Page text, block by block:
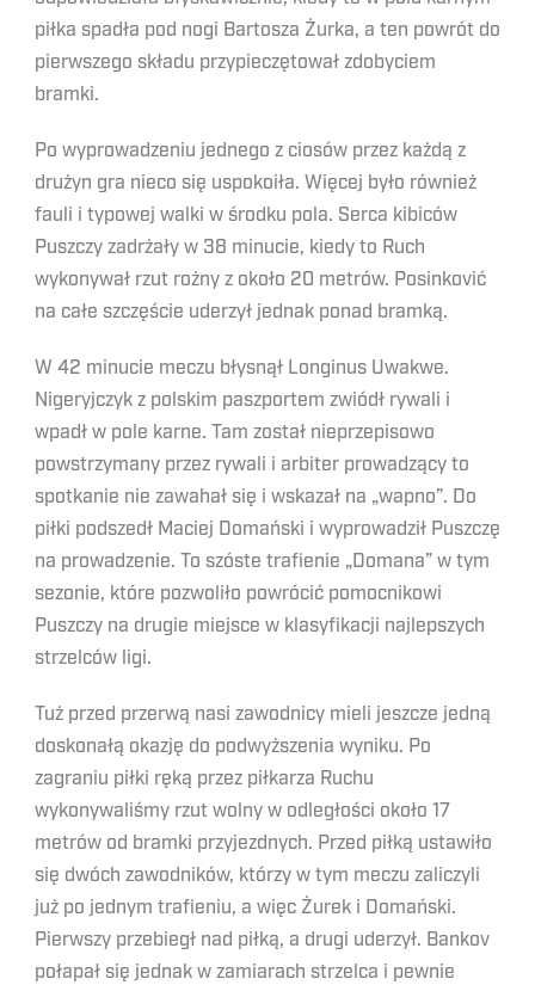
piłka spadła pod nogi Bartosza Żurka, a ten powrót do
pierwszego składu przypieczętował zdobyciem
bramki.
Po wyprowadzeniu jednego z ciosów przez każdą z
drużyn gra nieco się uspokoiła. Więcej było również
fauli i typowej walki w środku pola. Serca kibiców
Puszczy zadrżały w 38 minucie, kiedy to Ruch
wykonywał rzut rożny z około 20 metrów. Posinković
na całe szczęście uderzył jednak ponad bramką.
W 42 minucie meczu błysnął Longinus Uwakwe.
Nigeryjczyk z polskim paszportem zwiódł rywali i
wpadł w pole karne. Tam został nieprzepisowo
powstrzymany przez rywali i arbiter prowadzący to
spotkanie nie zawahał się i wskazał na „wapno”. Do
piłki podszedł Maciej Domański i wyprowadził Puszczę
na prowadzenie. To szóste trafienie „Domana” w tym
sezonie, które pozwoliło powrócić pomocnikowi
Puszczy na drugie miejsce w klasyfikacji najlepszych
strzelców ligi.
Tuż przed przerwą nasi zawodnicy mieli jeszcze jedną
doskonałą okazję do podwyższenia wyniku. Po
zagraniu piłki ręką przez piłkarza Ruchu
wykonywaliśmy rzut wolny w odległości około 17
metrów od bramki przyjezdnych. Przed piłką ustawiło
się dwóch zawodników, którzy w tym meczu zaliczyli
już po jednym trafieniu, a więc Żurek i Domański.
Pierwszy przebiegł nad piłką, a drugi uderzył. Bankov
połapał się jednak w zamiarach strzelca i pewnie